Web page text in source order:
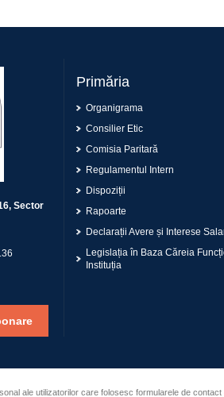
Sector
Primăria
Organigrama
Consilier Etic
Comisia Paritară
Regulamentul Intern
Dispoziții
Rapoarte
Declarații Avere și Interese
Legislația în Baza Căreia
Instituția
ale utilizatorilor care folosesc formularele de contact